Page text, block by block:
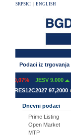
SRPSKI ENGLISH
Podaci iz trgovanja
-0,07% JESV 9.000
RSRES12C2027 97,2000
Dnevni podaci
Prime Listing
Open Market
MTP